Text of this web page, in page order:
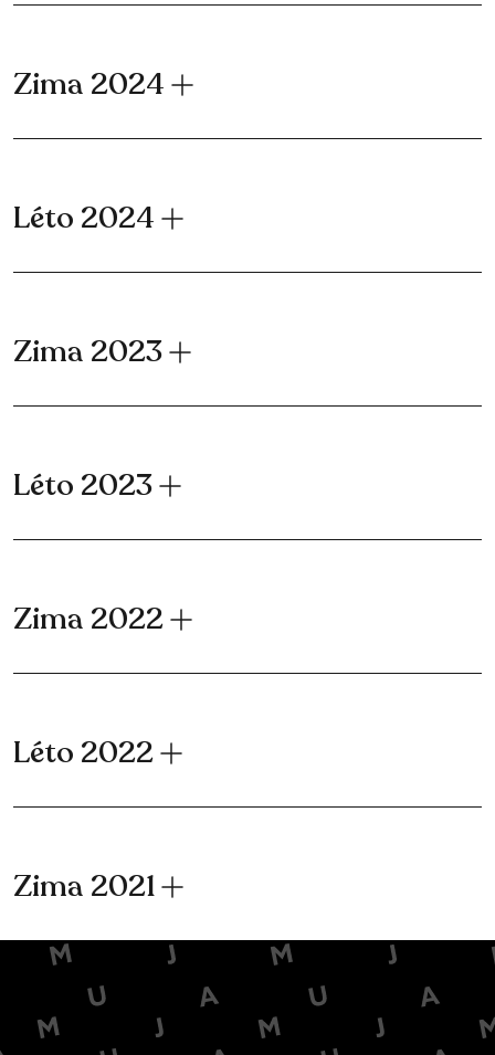
Zima 2024
Léto 2024
Zima 2023
Léto 2023
Zima 2022
Léto 2022
Zima 2021